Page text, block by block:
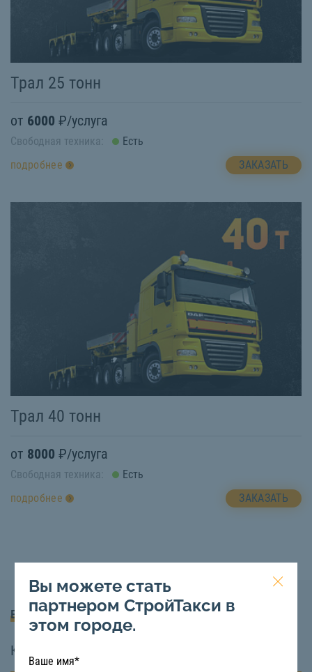
Трал 25 тонн
от 6000 ₽/услуга
Свободная техника:
Есть
подробнее
ЗАКАЗАТЬ
Трал 40 тонн
от 8000 ₽/услуга
Свободная техника:
Есть
подробнее
ЗАКАЗАТЬ
Вопросы и Ответы
Какие услуги вы предоставляете?
Вы можете стать
партнером СтройТакси в
этом городе.